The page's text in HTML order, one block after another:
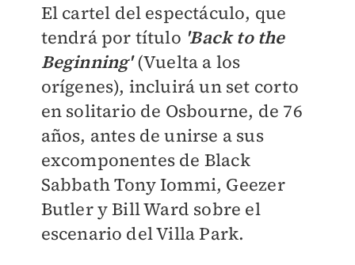
El cartel del espectáculo, que
tendrá por título 'Back to the
Beginning'(Vuelta a los
orígenes), incluirá un set corto
en solitario de Osbourne, de 76
años, antes de unirse a sus
excomponentes de Black
Sabbath Tony Iommi, Geezer
Butler y Bill Ward sobre el
escenario del Villa Park.